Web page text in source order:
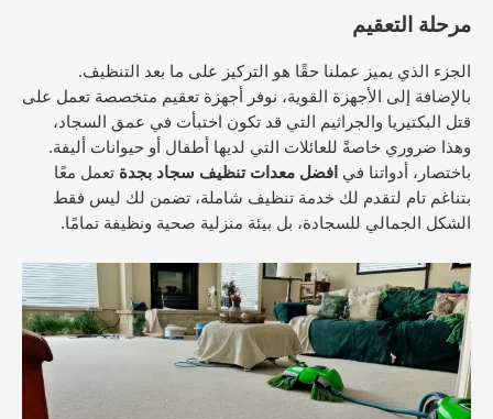
مرحلة التعقيم
الجزء الذي يميز عملنا حقًا هو التركيز على ما بعد التنظيف.
بالإضافة إلى الأجهزة القوية، نوفر أجهزة تعقيم متخصصة تعمل على
قتل البكتيريا والجراثيم التي قد تكون اختبأت في عمق السجاد،
وهذا ضروري خاصةً للعائلات التي لديها أطفال أو حيوانات أليفة.
باختصار، أدواتنا في افضل معدات تنظيف سجاد بجدة تعمل معًا
بتناغم تام لتقدم لك خدمة تنظيف شاملة، تضمن لك ليس فقط
الشكل الجمالي للسجادة، بل بيئة منزلية صحية ونظيفة تمامًا.